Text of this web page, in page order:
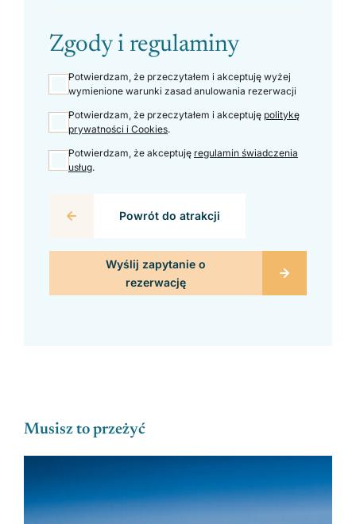
Musisz to przeżyć
Zgody i regulaminy
Potwierdzam, że przeczytałem i akceptuję wyżej
wymienione warunki zasad anulowania rezerwacji
Potwierdzam, że przeczytałem i akceptuję politykę
prywatności i Cookies.
Potwierdzam, że akceptuję regulamin świadczenia
usług.
Powrót do atrakcji